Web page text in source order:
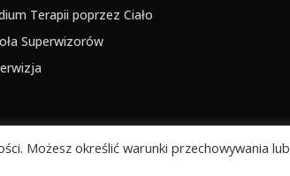
Terapii poprzez Ciało
Superwizorów
Możesz określić warunki przechowywania lub